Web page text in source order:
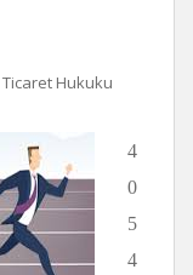
Ticaret Hukuku
4
0
5
4